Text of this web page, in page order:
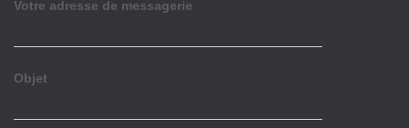
Votre adresse de messagerie
Objet